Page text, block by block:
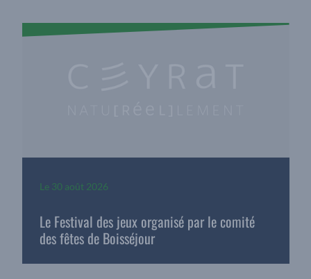
Le 30 août 2026
Le Festival des jeux organisé par le comité
des fêtes de Boisséjour